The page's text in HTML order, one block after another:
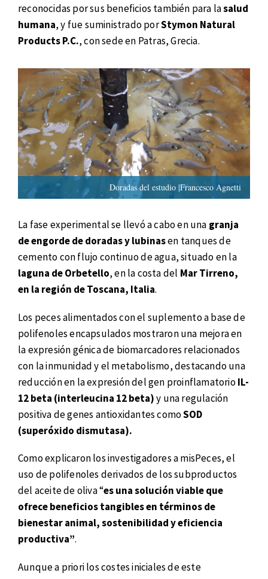
reconocidas por sus beneficios también para lasalud
humana, y fue suministrado porStymon Natural
Products P.C., con sede en Patras, Grecia.
Doradas del estudio |Francesco Agnetti
La fase experimental se llevó a cabo en una granja
de engorde de doradas y lubinasen tanques de
cemento con flujo continuo de agua, situado en la
laguna de Orbetello, en la costa del Mar Tirreno,
en la región de Toscana, Italia.
Los peces alimentados con el suplemento a base de
polifenoles encapsulados mostraron una mejora en
la expresión génica de biomarcadores relacionados
con la inmunidad y el metabolismo, destacando una
reducción en la expresión del gen proinflamatorioIL-
12 beta (interleucina 12 beta)y una regulación
positiva de genes antioxidantes comoSOD
(superóxido dismutasa).
Como explicaron los investigadores a misPeces, el
uso de polifenoles derivados de los subproductos
del aceite de oliva “es una solución viable que
ofrece beneficios tangibles en términos de
bienestar animal, sostenibilidad y eficiencia
productiva”.
Aunque a priori los costes iniciales de este